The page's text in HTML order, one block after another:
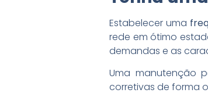
Estabelecer uma
rede em ótimo
demandas e as
Uma manutenção
corretivas de forma